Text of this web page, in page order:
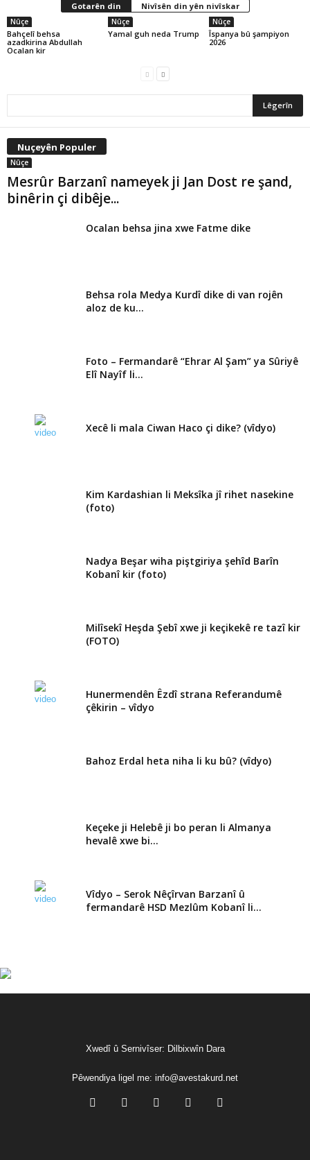
Gotarên din Nivîsên din yên nivîskar
Nûçe
Bahçelî behsa
azadkirina Abdullah
Ocalan kir
Nûçe
Yamal guh neda Trump
Nûçe
Îspanya bû şampiyon
2026
Nuçeyên Populer
Nûçe
Mesrûr Barzanî nameyek ji Jan Dost re şand,
binêrin çi dibêje...
Ocalan behsa jina xwe Fatme dike
Behsa rola Medya Kurdî dike di van rojên
aloz de ku...
Foto – Fermandarê “Ehrar Al Şam” ya Sûriyê
Elî Nayîf li...
Xecê li mala Ciwan Haco çi dike? (vîdyo)
Kim Kardashian li Meksîka jî rihet nasekine
(foto)
Nadya Beşar wiha piştgiriya şehîd Barîn
Kobanî kir (foto)
Milîsekî Heşda Şebî xwe ji keçikekê re tazî kir
(FOTO)
Hunermendên Êzdî strana Referandumê
çêkirin – vîdyo
Bahoz Erdal heta niha li ku bû? (vîdyo)
Keçeke ji Helebê ji bo peran li Almanya
hevalê xwe bi...
Vîdyo – Serok Nêçîrvan Barzanî û
fermandarê HSD Mezlûm Kobanî li...
Xwedî û Sernivîser: Dilbixwîn Dara
Pêwendiya ligel me: info@avestakurd.net